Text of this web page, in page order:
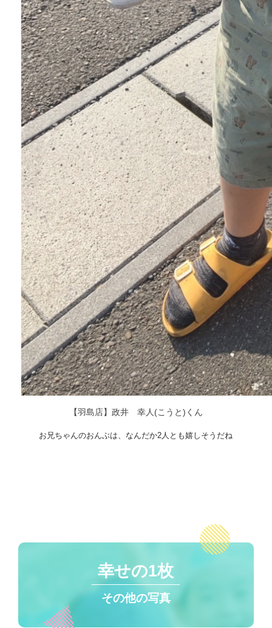
【羽島店】政井 幸人(こうと)くん
お兄ちゃんのおんぶは、なんだか2人とも嬉しそうだね
幸せの1枚
その他の写真